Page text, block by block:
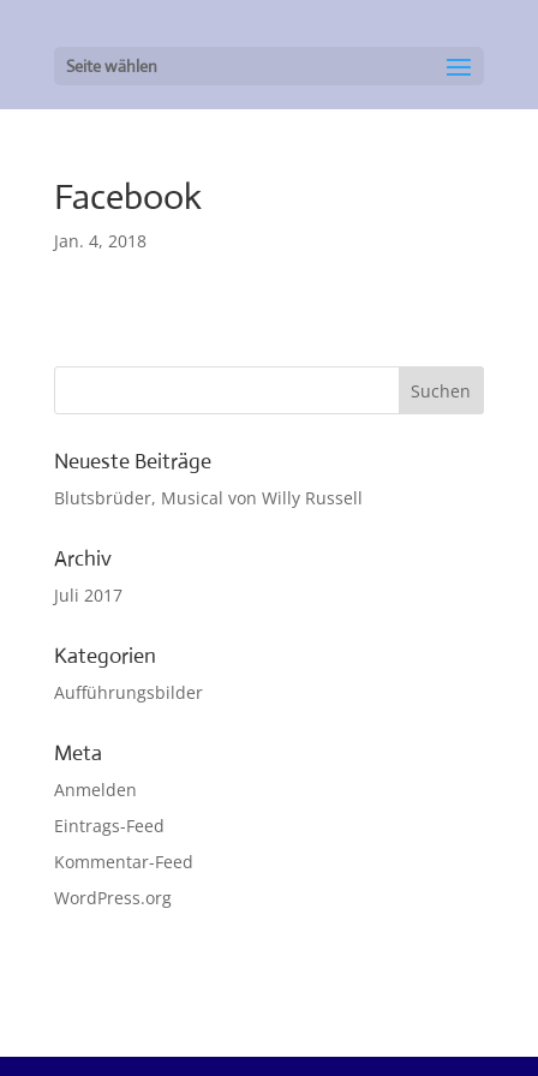
Seite wählen
Facebook
Jan. 4, 2018
Neueste Beiträge
Blutsbrüder, Musical von Willy Russell
Archiv
Juli 2017
Kategorien
Aufführungsbilder
Meta
Anmelden
Eintrags-Feed
Kommentar-Feed
WordPress.org